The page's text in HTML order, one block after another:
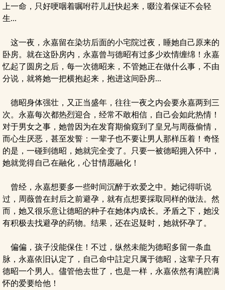
上一命，只好哽咽着嘱咐荇儿赶快起来，啜泣着保证不会轻
生...
这一夜，永嘉留在染坊后面的小宅院过夜，睡她自己原来的
卧房。就在这卧房内，永嘉曾与德昭有过多少欢情缠绵！永嘉
忆起了圆房之后，每一次德昭来，不管她正在做什么事，不由
分说，就将她一把横抱起来，抱进这间卧房...
德昭身体强壮，又正当盛年，往往一夜之内会要永嘉两到三
次。永嘉每次都热烈迎合，经常不敢相信，自己会如此热情！
对于男女之事，她曾因为在发育期偷窥到了皇兄与周薇偷情，
而心生厌恶，甚至发誓：一辈子也不要让男人那样压着！奇怪
的是，一碰到德昭，她就完全变了。只要一被德昭拥入怀中，
她就觉得自己在融化，心甘情愿融化！
曾经，永嘉想要多一些时间沉醉于欢爱之中。她记得听说
过，周薇曾在封后之前避孕，就有点想要採取同样的做法。然
而，她又很乐意让德昭的种子在她体内成长。矛盾之下，她没
有积极去找避孕的药物。结果，还在迟疑时，她就怀孕了。
偏偏，孩子没能保住！不过，纵然未能为德昭多留一条血
脉，永嘉依旧认定了，自己命中註定只属于德昭，这辈子只有
德昭一个男人。儘管他去世了，也是一样，永嘉依然有满腔满
怀的爱要给他！